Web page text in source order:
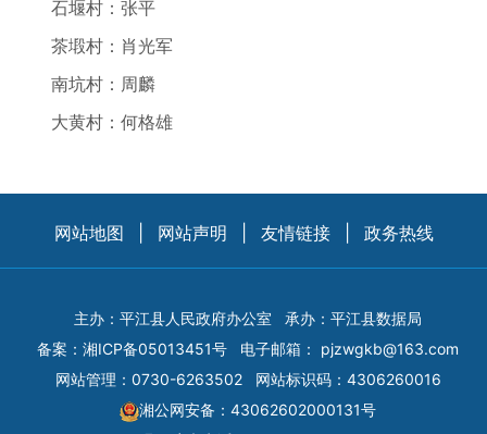
石堰村：张平
茶塅村：肖光军
南坑村：周麟
大黄村：何格雄
网站地图 网站声明 友情链接 政务热线
主办：平江县人民政府办公室
承办：平江县数据局
备案： 湘ICP备05013451号 电子邮箱： pjzwgkb@163.com
网站管理：0730-6263502
网站标识码：4306260016
湘公网安备：43062602000131号